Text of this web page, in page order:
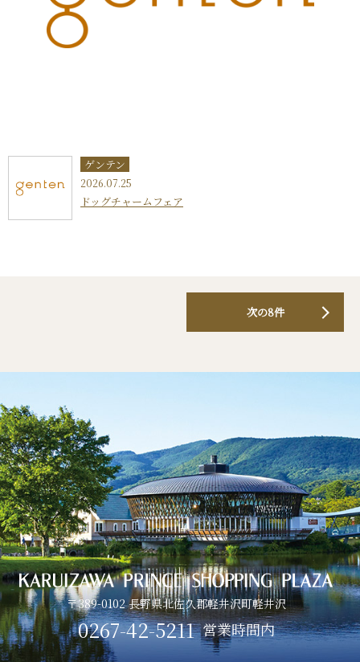
ゲンテン
2026.07.25
ドッグチャームフェア
次の8件
〒389-0102 長野県北佐久郡軽井沢町軽井沢
0267-42-5211 営業時間内